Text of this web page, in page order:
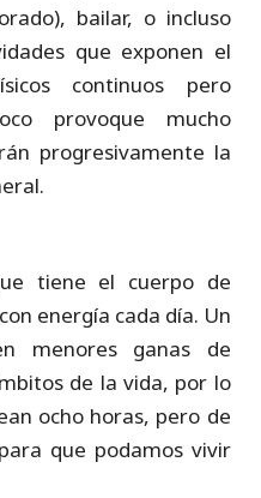
bailar, o incluso
que exponen el
continuos pero
provoque mucho
progresivamente la
tiene el cuerpo de
energía cada día. Un
menores ganas de
de la vida, por lo
ocho horas, pero de
que podamos vivir